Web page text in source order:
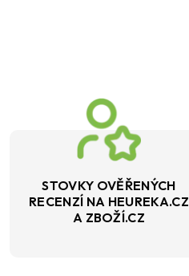
STOVKY OVĚŘENÝCH
RECENZÍ NA HEUREKA.CZ
A ZBOŽÍ.CZ